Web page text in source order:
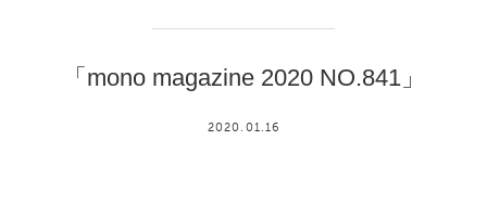
「mono magazine 2020 NO.841」
2020.01.16